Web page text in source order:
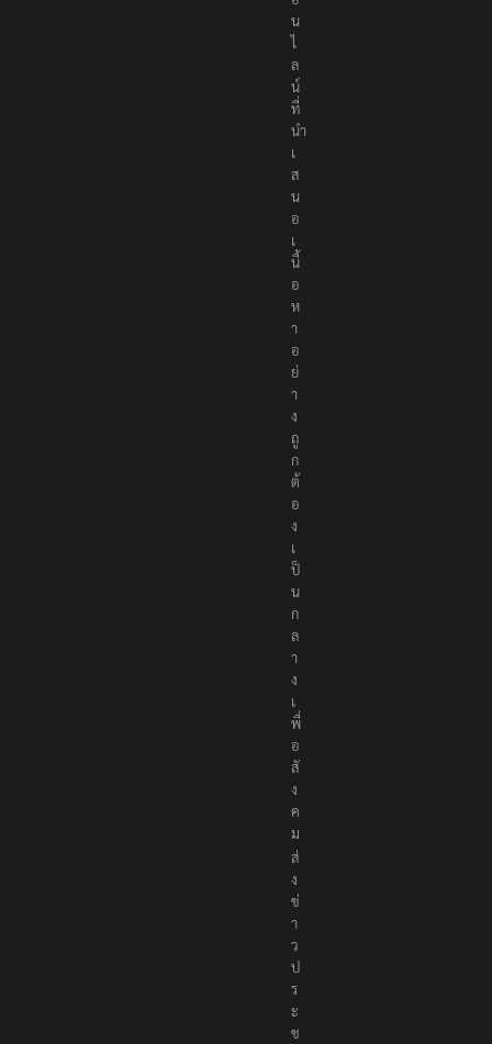
น
ไ
ล
น์
ที่
นำ
เ
ส
น
อ
เ
นื้
อ
ห
า
อ
ย่
า
ง
ถู
ก
ต้
อ
ง
เ
ป็
น
ก
ล
า
ง
เ
พื่
อ
สั
ง
ค
ม
ส่
ง
ข่
า
ว
ป
ร
ะ
ช